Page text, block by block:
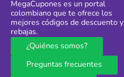
MegaCupones es un portal
colombiano que te ofrece los
mejores códigos de descuento y
rebajas.
¿Quiénes somos?
Preguntas frecuentes